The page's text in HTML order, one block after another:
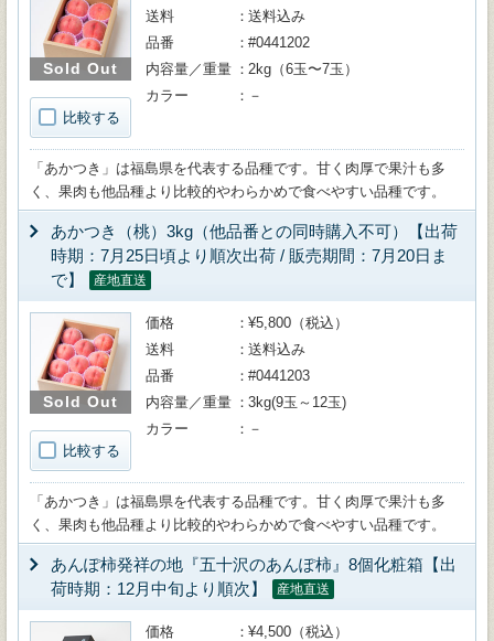
Sold Out
比較する
送料
送料込み
品番
#0441202
内容量／重量
2kg（6玉〜7玉）
カラー
－
「あかつき」は福島県を代表する品種です。甘く肉厚で果汁も多
く、果肉も他品種より比較的やわらかめで食べやすい品種です。
あかつき（桃）3kg（他品番との同時購入不可）【出荷
時期：7月25日頃より順次出荷 / 販売期間：7月20日ま
で】
産地直送
Sold Out
比較する
価格
¥5,800（税込）
送料
送料込み
品番
#0441203
内容量／重量
3kg(9玉～12玉)
カラー
－
「あかつき」は福島県を代表する品種です。甘く肉厚で果汁も多
く、果肉も他品種より比較的やわらかめで食べやすい品種です。
あんぽ柿発祥の地『五十沢のあんぽ柿』8個化粧箱【出
荷時期：12月中旬より順次】
産地直送
価格
¥4,500（税込）